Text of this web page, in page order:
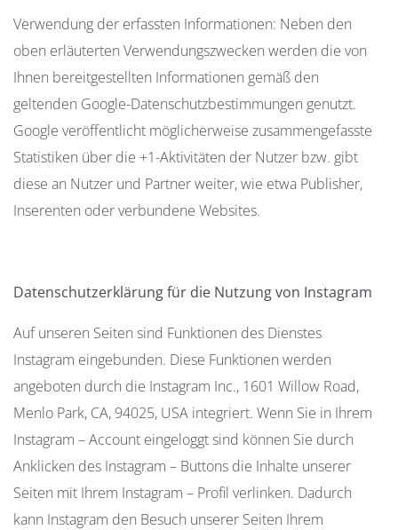
Verwendung der erfassten Informationen: Neben den
oben erläuterten Verwendungszwecken werden die von
Ihnen bereitgestellten Informationen gemäß den
geltenden Google-Datenschutzbestimmungen genutzt.
Google veröffentlicht möglicherweise zusammengefasste
Statistiken über die +1-Aktivitäten der Nutzer bzw. gibt
diese an Nutzer und Partner weiter, wie etwa Publisher,
Inserenten oder verbundene Websites.
Datenschutzerklärung für die Nutzung von Instagram
Auf unseren Seiten sind Funktionen des Dienstes
Instagram eingebunden. Diese Funktionen werden
angeboten durch die Instagram Inc., 1601 Willow Road,
Menlo Park, CA, 94025, USA integriert. Wenn Sie in Ihrem
Instagram – Account eingeloggt sind können Sie durch
Anklicken des Instagram – Buttons die Inhalte unserer
Seiten mit Ihrem Instagram – Profil verlinken. Dadurch
kann Instagram den Besuch unserer Seiten Ihrem